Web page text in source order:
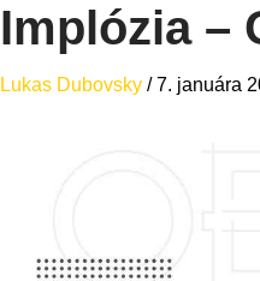
Implózia –
Lukas Dubovsky /7. januára